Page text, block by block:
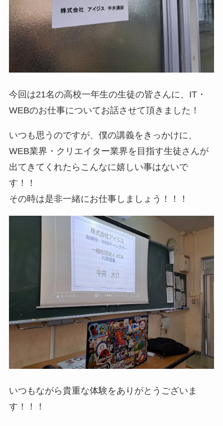
今回は21名の高校一年生の生徒の皆さんに、IT・
WEBのお仕事についてお話させて頂きました！
いつも思うのですが、僕の講義をきっかけに、
WEB業界・クリエイター業界を目指す生徒さんが
出てきてくれたらこんなに嬉しい事はないで
す！！
その時は是非一緒にお仕事しましょう！！！
いつもながら貴重な体験をありがとうございま
す！！！